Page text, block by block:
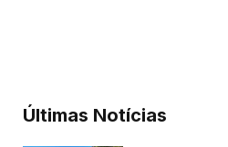
Últimas Notícias